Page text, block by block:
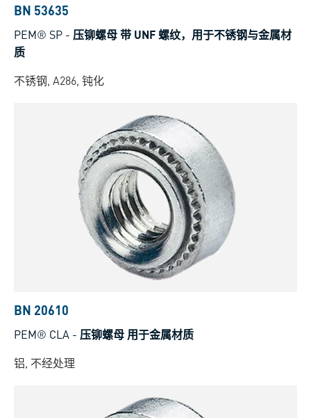
BN 53635
PEM® SP - 压铆螺母 带 UNF 螺纹，用于不锈钢与金属材
质
不锈钢, A286, 钝化
BN 20610
PEM® CLA - 压铆螺母 用于金属材质
铝, 不经处理